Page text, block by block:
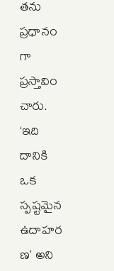
తను
ప్రధానం
గా
ప్రస్తావిం
చారు.
‘ఇది
దానికి
ఒక
స్పష్టమైన
ఉదాహర
ణ’ అని